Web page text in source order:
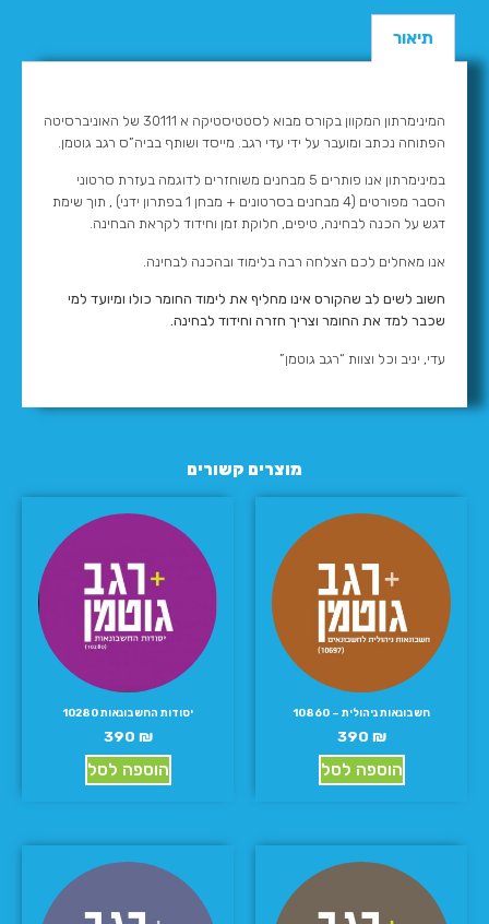
מוצרים קשורים
חשבונאות ניהולית – 10860
390 ₪
הוספה לסל
יסודות החשבונאות 10280
390 ₪
הוספה לסל
תיאור
המינימרתון המקוון בקורס מבוא לסטטיסטיקה א 30111 של האוניברסיטה
הפתוחה נכתב ומועבר על ידי עדי רגב. מייסד ושותף בביה”ס רגב גוטמן.
במינימרתון אנו פותרים 5 מבחנים משוחזרים לדוגמה בעזרת סרטוני
הסבר מפורטים (4 מבחנים בסרטונים + מבחן 1 בפתרון ידני) , תוך שימת
דגש על הכנה לבחינה, טיפים, חלוקת זמן וחידוד לקראת הבחינה.
אנו מאחלים לכם הצלחה רבה בלימוד ובהכנה לבחינה.
חשוב לשים לב שהקורס אינו מחליף את לימוד החומר כולו ומיועד למי
שכבר למד את החומר וצריך חזרה וחידוד לבחינה.
עדי, יניב וכל וצוות “רגב גוטמן”